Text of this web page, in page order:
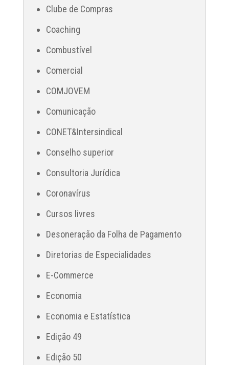
Clube de Compras
Coaching
Combustível
Comercial
COMJOVEM
Comunicação
CONET&Intersindical
Conselho superior
Consultoria Jurídica
Coronavírus
Cursos livres
Desoneração da Folha de Pagamento
Diretorias de Especialidades
E-Commerce
Economia
Economia e Estatística
Edição 49
Edição 50